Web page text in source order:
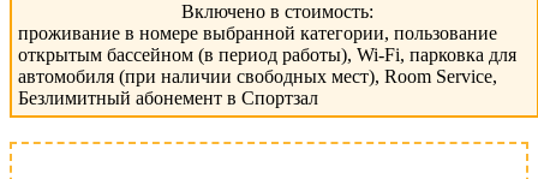
Включено в стоимость:
проживание в номере выбранной категории, пользование
открытым бассейном (в период работы), Wi-Fi, парковка для
автомобиля (при наличии свободных мест), Room Service,
Безлимитный абонемент в Спортзал